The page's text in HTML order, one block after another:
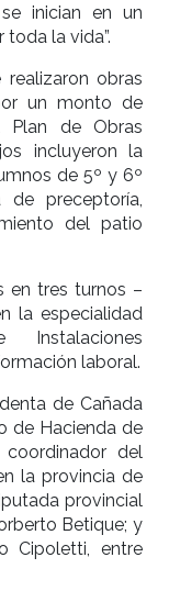
inician en un
la vida”.
obras
un monto de
Plan de Obras
incluyeron la
de 5º y 6º
preceptoría,
del patio
en tres turnos –
la especialidad
laboral.
de Cañada
de Hacienda de
del
la provincia de
provincial
Betique; y
Cipoletti, entre